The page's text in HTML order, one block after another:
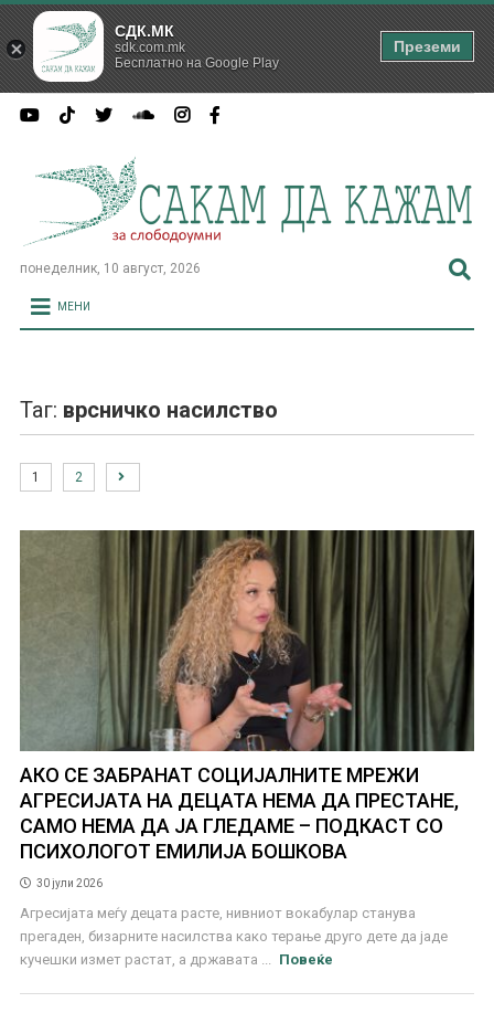
понеделник, 10 август, 2026
МЕНИ
Таг: врсничко насилство
1 2
АКО СЕ ЗАБРАНАТ СОЦИЈАЛНИТЕ МРЕЖИ
АГРЕСИЈАТА НА ДЕЦАТА НЕМА ДА ПРЕСТАНЕ,
САМО НЕМА ДА ЈА ГЛЕДАМЕ – ПОДКАСТ СО
ПСИХОЛОГОТ ЕМИЛИЈА БОШКОВА
30 јули 2026
Агресијата меѓу децата расте, нивниот вокабулар станува
прегаден, бизарните насилства како терање друго дете да јаде
кучешки измет растат, а државата ...
Повеќе
СДК.МК
sdk.com.mk
Бесплатно на Google Play
Преземи